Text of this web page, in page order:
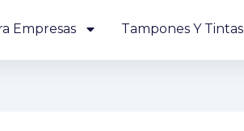
Empresas Tampones Y Tintas